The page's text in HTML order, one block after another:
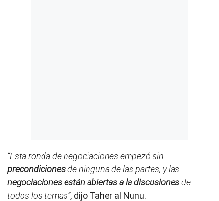
“Esta ronda de negociaciones empezó sin
precondicionesde ninguna de las partes, y las
negociaciones están abiertas a la discusionesde
todos los temas”, dijo Taher al Nunu.